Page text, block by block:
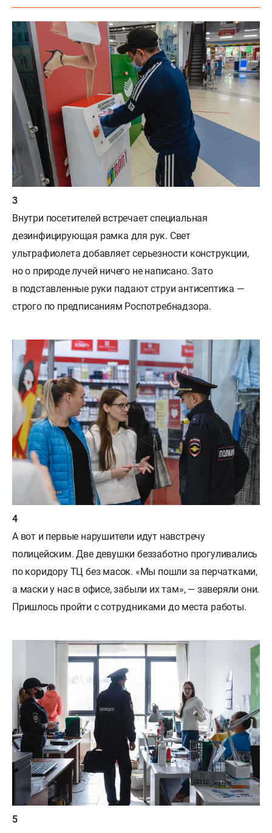
Внутри посетителей встречает специальная
дезинфицирующая рамка для рук. Свет
ультрафиолета добавляет серьезности конструкции,
но о природе лучей ничего не написано. Зато
в подставленные руки падают струи антисептика —
строго по предписаниям Роспотребнадзора.
А вот и первые нарушители идут навстречу
полицейским. Две девушки беззаботно прогуливались
по коридору ТЦ без масок. «Мы пошли за перчатками,
а маски у нас в офисе, забыли их там», — заверяли они.
Пришлось пройти с сотрудниками до места работы.